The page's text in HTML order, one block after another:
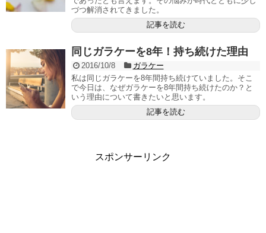
づつ解消されてきました。
記事を読む
同じガラケーを8年！持ち続けた理由
2016/10/8
ガラケー
私は同じガラケーを8年間持ち続けていました。そこ
で今日は、なぜガラケーを8年間持ち続けたのか？と
いう理由について書きたいと思います。
記事を読む
スポンサーリンク